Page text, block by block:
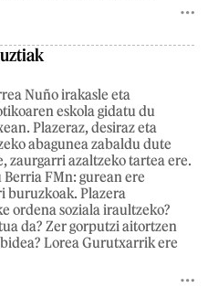
Nuño irakasle eta
eskola gidatu du
Plazeraz, desiraz eta
abagunea zabaldu dute
zaurgarri azaltzeko tartea ere.
FMn: gurean ere
buruzkoak. Plazera
ordena soziala iraultzeko?
da? Zer gorputzi aitortzen
Lorea Gurutxarrik ere